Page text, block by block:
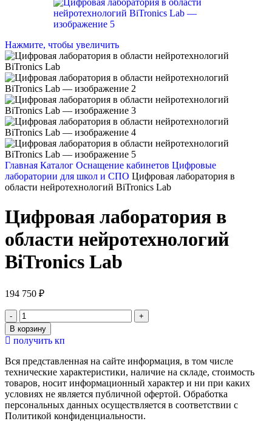
Нажмите, чтобы увеличить
Главная Каталог Оснащение кабинетов Цифровые
лаборатории для школ и СПО Цифровая лаборатория в
области нейротехнологий BiTronics Lab
Цифровая лаборатория в
области нейротехнологий
BiTronics Lab
194 750 ₽
Количество
товара
Цифровая
лаборатория
в
области
нейротехнологий
BiTronics
Lab
В корзину
получить кп
Вся представленная на сайте информация, в том числе
технические характеристики, наличие на складе, стоимость
товаров, носит информационный характер и ни при каких
условиях не является публичной офертой. Обработка
персональных данных осуществляется в соответствии с
Политикой конфиденциальности.